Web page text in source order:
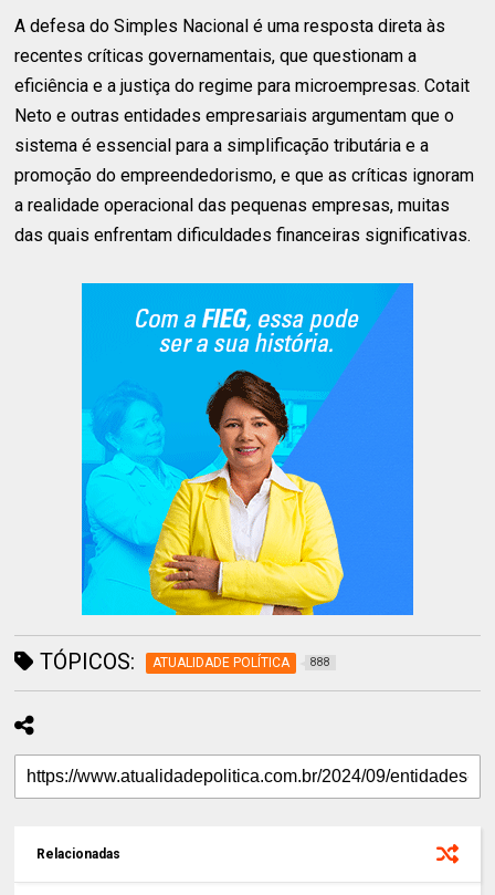
A defesa do Simples Nacional é uma resposta direta às
recentes críticas governamentais, que questionam a
eficiência e a justiça do regime para microempresas. Cotait
Neto e outras entidades empresariais argumentam que o
sistema é essencial para a simplificação tributária e a
promoção do empreendedorismo, e que as críticas ignoram
a realidade operacional das pequenas empresas, muitas
das quais enfrentam dificuldades financeiras significativas.
TÓPICOS: ATUALIDADE POLÍTICA 888
Relacionadas